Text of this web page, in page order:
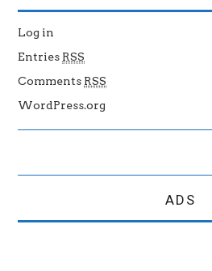
Log in
Entries RSS
Comments RSS
WordPress.org
ADS